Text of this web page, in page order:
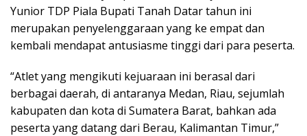
Yunior TDP Piala Bupati Tanah Datar tahun ini
merupakan penyelenggaraan yang ke empat dan
kembali mendapat antusiasme tinggi dari para peserta.
“Atlet yang mengikuti kejuaraan ini berasal dari
berbagai daerah, di antaranya Medan, Riau, sejumlah
kabupaten dan kota di Sumatera Barat, bahkan ada
peserta yang datang dari Berau, Kalimantan Timur,”